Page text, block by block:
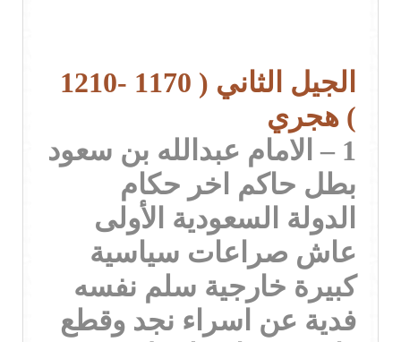
الجيل الثاني ( 1170 -1210
) هجري
1 – الامام عبدالله بن سعود
بطل حاكم اخر حكام
الدولة السعودية الأولى
عاش صراعات سياسية
كبيرة خارجية سلم نفسه
فدية عن اسراء نجد وقطع